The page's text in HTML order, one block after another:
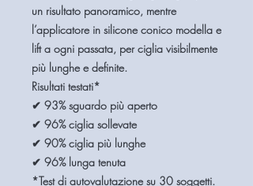
un risultato panoramico, mentre
l’applicatore in silicone conico modella e
lift a ogni passata, per ciglia visibilmente
più lunghe e definite.
Risultati testati*
✔ 93% sguardo più aperto
✔ 96% ciglia sollevate
✔ 90% ciglia più lunghe
✔ 96% lunga tenuta
*Test di autovalutazione su 30 soggetti.